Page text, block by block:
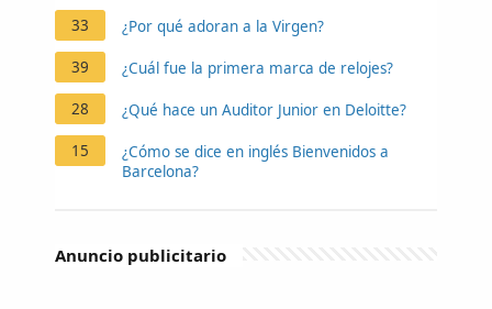
33
¿Por qué adoran a la Virgen?
39 ¿Cuál fue la primera marca de relojes?
28 ¿Qué hace un Auditor Junior en Deloitte?
15
¿Cómo se dice en inglés Bienvenidos a
Barcelona?
Anuncio publicitario